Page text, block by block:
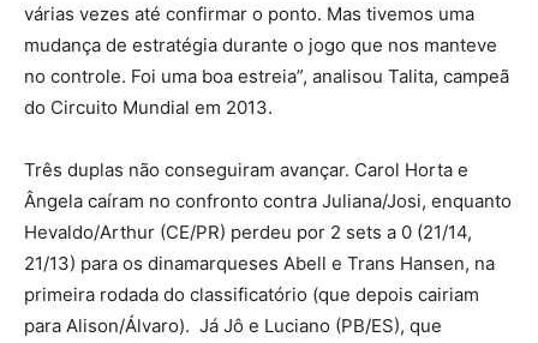
várias vezes até confirmar o ponto. Mas tivemos uma
mudança de estratégia durante o jogo que nos manteve
no controle. Foi uma boa estreia”, analisou Talita, campeã
do Circuito Mundial em 2013.
Três duplas não conseguiram avançar. Carol Horta e
Ângela caíram no confronto contra Juliana/Josi, enquanto
Hevaldo/Arthur (CE/PR) perdeu por 2 sets a 0 (21/14,
21/13) para os dinamarqueses Abell e Trans Hansen, na
primeira rodada do classificatório (que depois cairiam
para Alison/Álvaro). Já Jô e Luciano (PB/ES), que